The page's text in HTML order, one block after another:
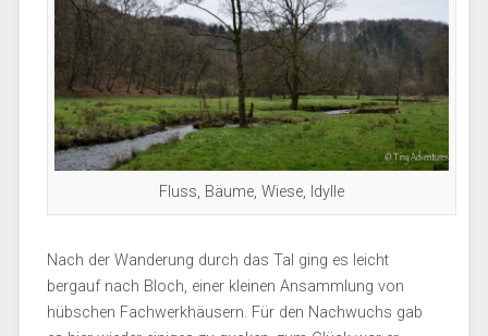
Fluss, Bäume, Wiese, Idylle
Nach der Wanderung durch das Tal ging es leicht
bergauf nach Bloch, einer kleinen Ansammlung von
hübschen Fachwerkhäusern. Für den Nachwuchs gab